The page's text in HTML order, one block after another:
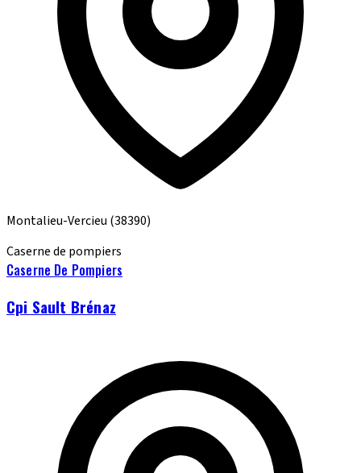
Montalieu-Vercieu (38390)
Caserne de pompiers
Caserne De Pompiers
Cpi Sault Brénaz